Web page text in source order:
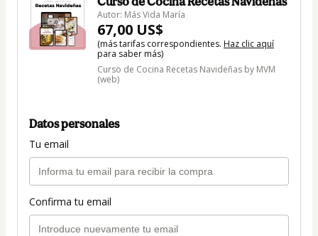
Autor: Más Vida María
67,00 US$
(más tarifas correspondientes. Haz clic aquí
para saber más)
Curso de Cocina Recetas Navideñas by MVM
(web)
Datos personales
Tu email
Confirma tu email